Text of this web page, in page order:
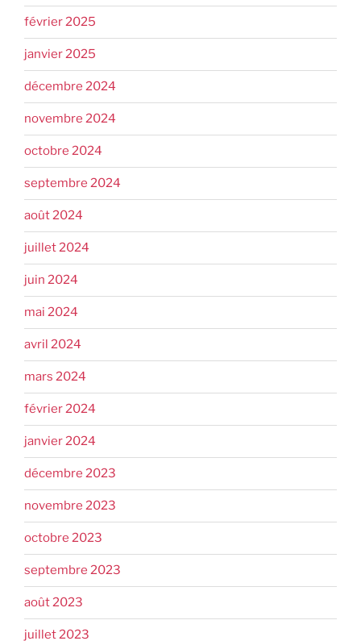
février 2025
janvier 2025
décembre 2024
novembre 2024
octobre 2024
septembre 2024
août 2024
juillet 2024
juin 2024
mai 2024
avril 2024
mars 2024
février 2024
janvier 2024
décembre 2023
novembre 2023
octobre 2023
septembre 2023
août 2023
juillet 2023